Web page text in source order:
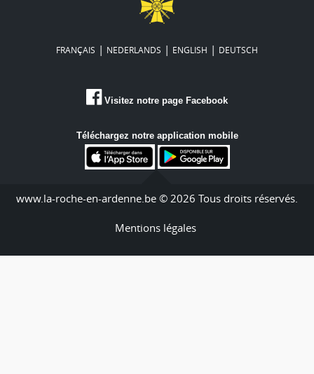
FRANÇAIS | NEDERLANDS | ENGLISH | DEUTSCH
Visitez notre page Facebook
Téléchargez notre application mobile
www.la-roche-en-ardenne.be © 2026 Tous droits réservés.
Mentions légales